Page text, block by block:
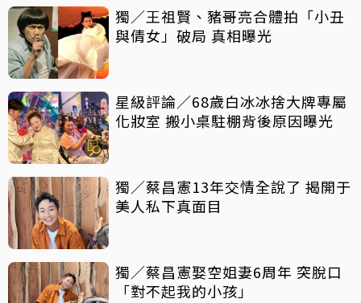
獨／王祖賢、豬哥亮合體拍「小丑
與倩女」破局 真相曝光
星級評論／68歲白冰冰捨大牌專屬
化妝室 搬小桌駐棚背後原因曝光
獨／蔡昌憲13年交情全說了 揭開于
美人私下真面目
獨／蔡昌憲娶空姐妻6周年 突脫口
「對不起我的小孩」